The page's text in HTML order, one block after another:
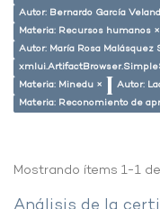
Autor: Bernardo García
Materia: Recursos humanos ×
Autor: María Rosa Malásquez
Materia: Minedu ×
Autor:
Materia: Reconomiento de
Mostrando ítems 1-1